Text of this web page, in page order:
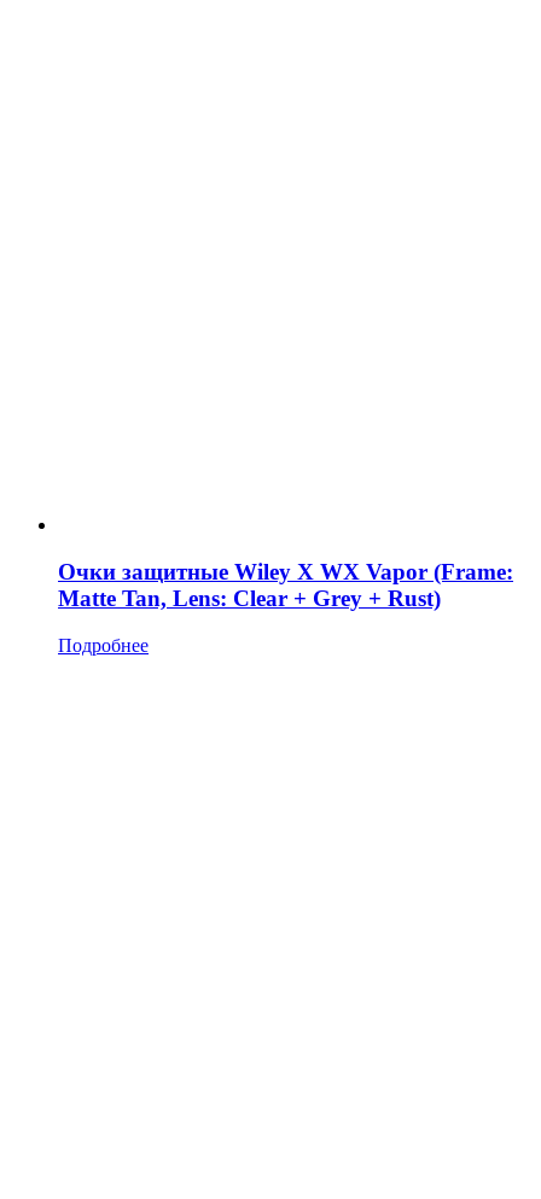
Очки защитные Wiley X WX Vapor (Frame:
Matte Tan, Lens: Clear + Grey + Rust)
Подробнее